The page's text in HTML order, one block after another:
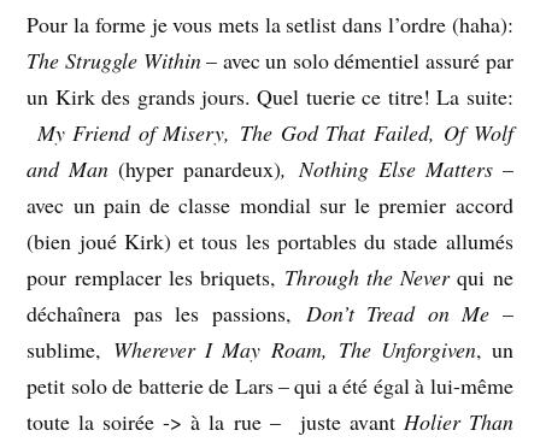
Pour la forme je vous mets la setlist dans l’ordre (haha):
The Struggle Within– avec un solo démentiel assuré par
un Kirk des grands jours. Quel tuerie ce titre! La suite:
My Friend of Misery, The God That Failed, Of Wolf
and Man(hyper panardeux), Nothing Else Matters–
avec un pain de classe mondial sur le premier accord
(bien joué Kirk) et tous les portables du stade allumés
pour remplacer les briquets, Through the Neverqui ne
déchaînera pas les passions, Don’t Tread on Me –
sublime, Wherever I May Roam, The Unforgiven, un
petit solo de batterie de Lars – qui a été égal à lui-même
toute la soirée -> à la rue – juste avant Holier Than